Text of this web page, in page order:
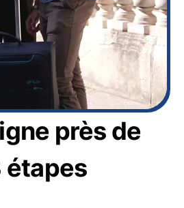
près de
étapes